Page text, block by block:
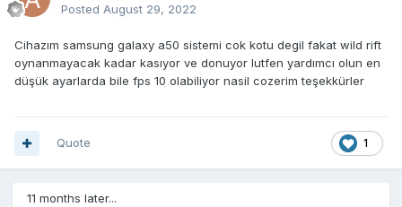
Posted August 29, 2022
Cihazım samsung galaxy a50 sistemi cok kotu degil fakat wild rift
oynanmayacak kadar kasıyor ve donuyor lutfen yardımcı olun en
düşük ayarlarda bile fps 10 olabiliyor nasil cozerim teşekkürler
1
Quote
11 months later...